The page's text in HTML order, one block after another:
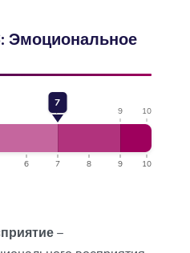
Эмоциональное
7 9 10
6 7 8 9 10
7
–